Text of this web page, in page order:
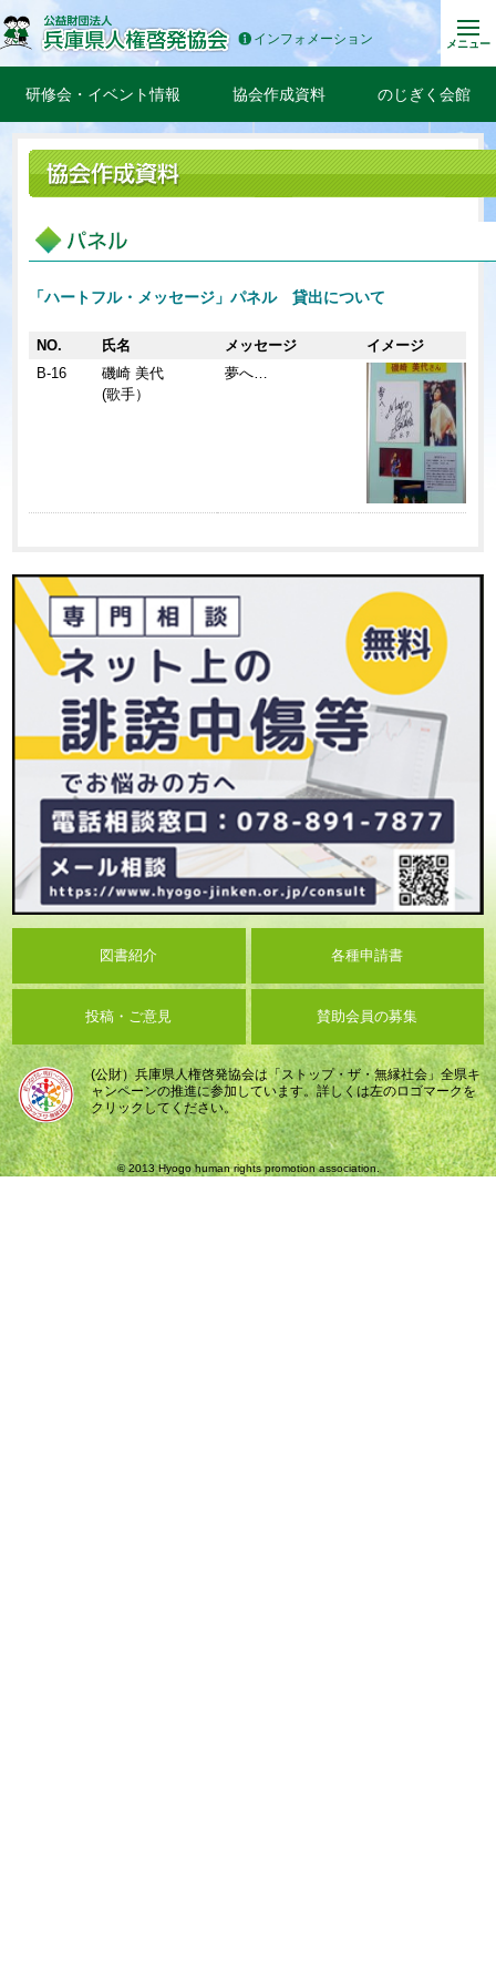
インフォメーション メニュー
研修会・イベント情報 協会作成資料 のじぎく会館
「ハートフル・メッセージ」パネル 貸出について
NO. 氏名 メッセージ
イメージ
B-16
磯崎 美代
(歌手）
夢へ…
図書紹介 各種申請書
投稿・ご意見 賛助会員の募集
(公財）兵庫県人権啓発協会は「ストップ・ザ・無縁社会」全県キ
ャンペーンの推進に参加しています。詳しくは左のロゴマークを
クリックしてください。
© 2013 Hyogo human rights promotion association.